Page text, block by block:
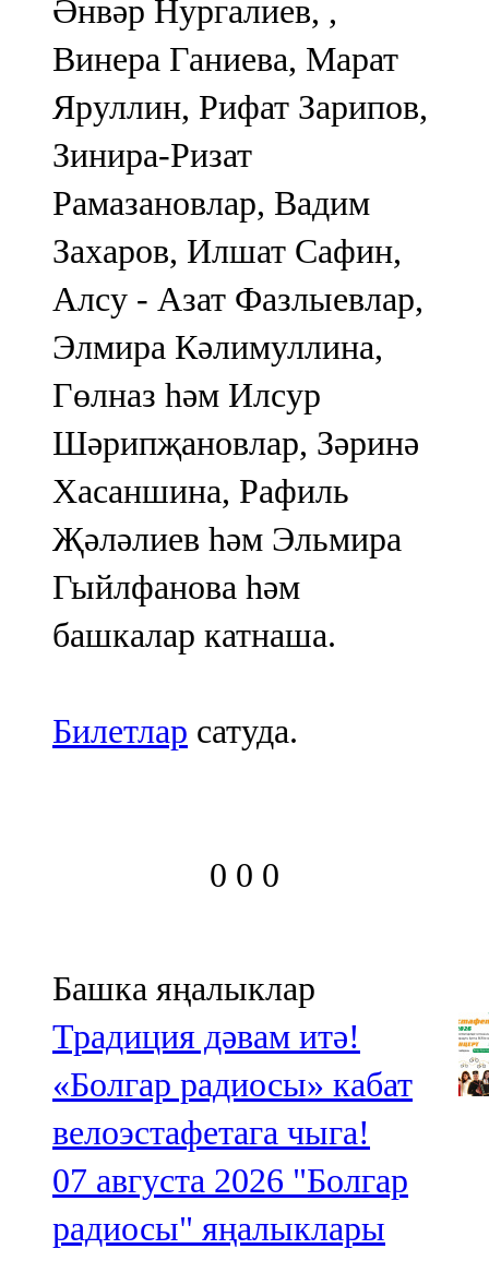
Әнвәр Нургалиев, ,
Винера Ганиева, Марат
Яруллин, Рифат Зарипов,
Зинира-Ризат
Рамазановлар, Вадим
Захаров, Илшат Сафин,
Алсу - Азат Фазлыевлар,
Элмира Кәлимуллина,
Гөлназ һәм Илсур
Шәрипҗановлар, Зәринә
Хасаншина, Рафиль
Җәләлиев һәм Эльмира
Гыйлфанова һәм
башкалар катнаша.
Билетлар сатуда.
0 0 0
Башка яңалыклар
Традиция дәвам итә!
«Болгар радиосы» кабат
велоэстафетага чыга!
07 августа 2026 "Болгар
радиосы" яңалыклары